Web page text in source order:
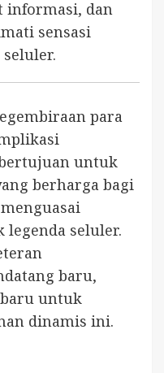
informasi, dan
sensasi
para
untuk
berharga bagi
seluler.
baru,
baru untuk
dinamis ini.